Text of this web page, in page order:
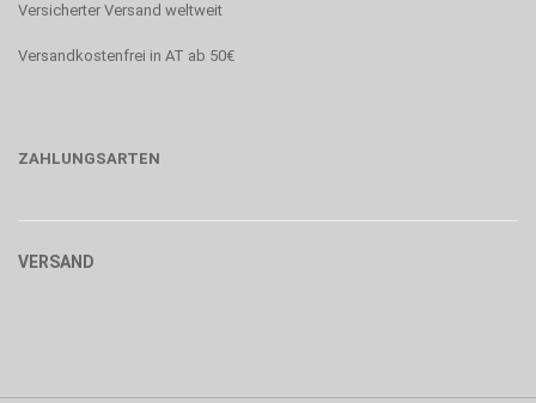
Versicherter Versand weltweit
Versandkostenfrei in AT ab 50€
ZAHLUNGSARTEN
VERSAND